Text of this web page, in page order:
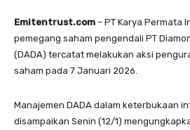
Emitentrust.com – PT Karya Permata
pemegang saham pengendali PT
(DADA) tercatat melakukan aksi
saham pada 7 Januari 2026.
Manajemen DADA dalam keterbukaan
disampaikan Senin (12/1)